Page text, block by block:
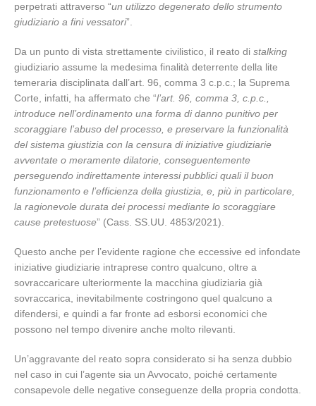
perpetrati attraverso “un utilizzo degenerato dello strumento
giudiziario a fini vessatori”.
Da un punto di vista strettamente civilistico, il reato di stalking
giudiziario assume la medesima finalità deterrente della lite
temeraria disciplinata dall’art. 96, comma 3 c.p.c.; la Suprema
Corte, infatti, ha affermato che “l’art. 96, comma 3, c.p.c.,
introduce nell’ordinamento una forma di danno punitivo per
scoraggiare l’abuso del processo, e preservare la funzionalità
del sistema giustizia con la censura di iniziative giudiziarie
avventate o meramente dilatorie, conseguentemente
perseguendo indirettamente interessi pubblici quali il buon
funzionamento e l’efficienza della giustizia, e, più in particolare,
la ragionevole durata dei processi mediante lo scoraggiare
cause pretestuose” (Cass. SS.UU. 4853/2021).
Questo anche per l’evidente ragione che eccessive ed infondate
iniziative giudiziarie intraprese contro qualcuno, oltre a
sovraccaricare ulteriormente la macchina giudiziaria già
sovraccarica, inevitabilmente costringono quel qualcuno a
difendersi, e quindi a far fronte ad esborsi economici che
possono nel tempo divenire anche molto rilevanti.
Un’aggravante del reato sopra considerato si ha senza dubbio
nel caso in cui l’agente sia un Avvocato, poiché certamente
consapevole delle negative conseguenze della propria condotta.